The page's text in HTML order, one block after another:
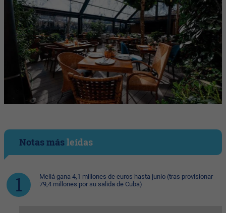
Notas másleídas
Meliá gana 4,1 millones de euros hasta junio (tras provisionar
79,4 millones por su salida de Cuba)